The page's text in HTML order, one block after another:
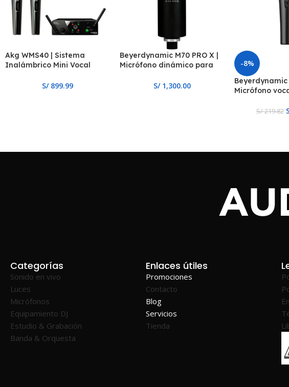
Akg WMS40 | Sistema
Inalámbrico Mini Vocal
S/899.99
Beyerdynamic M70 PRO X |
Micrófono dinámico para
S/1,300.00
-8%
Beyerdynamic
Micrófono
S/219.82
Categorías
Sonido en vivo
Luces
Micrófonos
Equipamiento DJ
Estudio & Grabación
Banda & Orquesta
Enlaces útiles
Promociones
Contacto
Blog
Servicios
Tienda